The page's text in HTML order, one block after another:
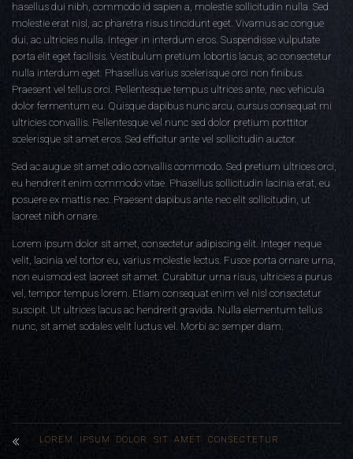
hasellus dui nibh, commodo id sapien a, molestie sollicitudin nulla. Sed
molestie erat nisl, ac pharetra risus tincidunt eget. Vivamus ac congue
dui, ac ultricies nulla. Integer in interdum eros. Suspendisse vulputate
porta elit eget facilisis. Vestibulum pretium lobortis lacus, ac consectetur
nulla interdum eget. Phasellus varius scelerisque orci non finibus.
Praesent vel tellus orci. Pellentesque tempus ultrices ante, nec vehicula
dolor fermentum eu. Quisque dapibus nunc arcu, cursus consequat mi
ultricies convallis. Pellentesque vel nunc sed dolor pretium porttitor
scelerisque sit amet eros. Sed efficitur ante vel sollicitudin auctor.
Sed ac augue sit amet odio convallis commodo. Sed pretium ultrices orci,
eu hendrerit enim commodo vitae. Phasellus sollicitudin lacinia erat, eu
posuere ex mattis nec. Praesent dapibus ante nec elit sollicitudin, ut
laoreet nibh ornare.
Lorem ipsum dolor sit amet, consectetur adipiscing elit. Integer neque
velit, lacinia vel tortor eu, varius molestie lectus. Fusce porta ornare urna,
non euismod est laoreet sit amet. Curabitur urna risus, ultricies a purus
vel, tempor tempus lorem. Etiam consequat enim vel nisl consectetur
suscipit. Ut ultrices lacus ac hendrerit gravida. Nulla elementum tellus
nunc, sit amet sodales velit luctus vel. Morbi ac semper diam.
LOREM IPSUM DOLOR SIT AMET CONSECTETUR